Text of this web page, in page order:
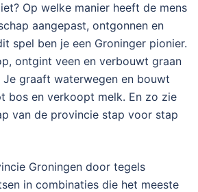
Op welke manier heeft de mens
aangepast, ontgonnen en
spel ben je een Groninger pionier.
ontgint veen en verbouwt graan
graaft waterwegen en bouwt
bos en verkoopt melk. En zo zie
van de provincie stap voor stap
Groningen door tegels
in combinaties die het meeste